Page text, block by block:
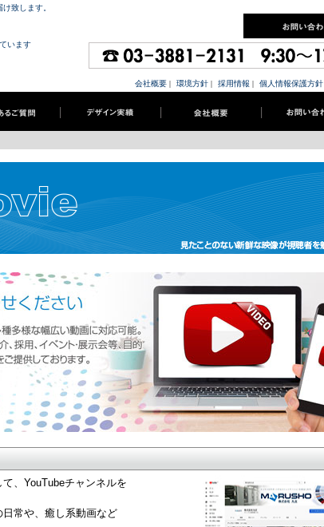
致します。
います
会社概要 | 環境方針 | 採用情報 | 個人情報保護方針
、YouTubeチャンネルを
常や、癒し系動画など